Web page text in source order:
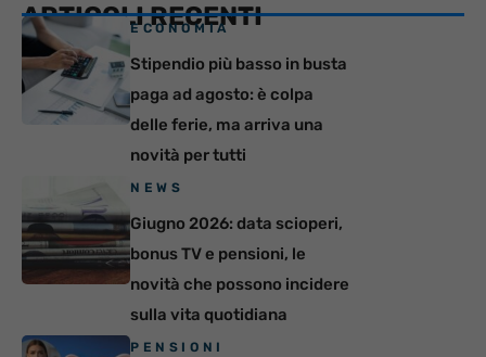
ARTICOLI RECENTI
ECONOMIA
Stipendio più basso in busta
paga ad agosto: è colpa
delle ferie, ma arriva una
novità per tutti
NEWS
Giugno 2026: data scioperi,
bonus TV e pensioni, le
novità che possono incidere
sulla vita quotidiana
PENSIONI